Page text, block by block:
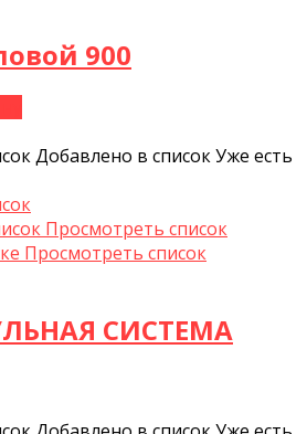
900
Добавлено в списокУже есть
Просмотреть список
Просмотреть список
СИСТЕМА